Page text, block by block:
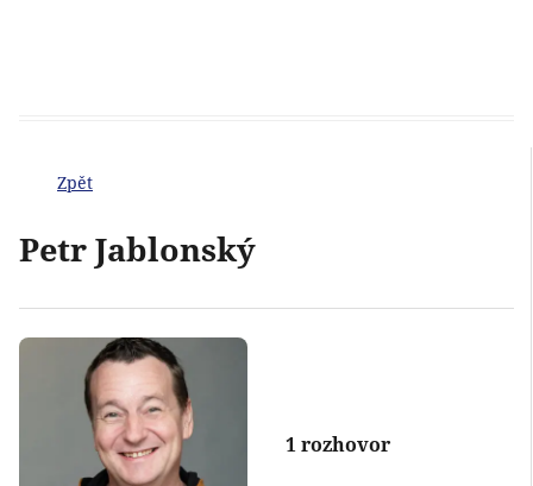
Zpět
Petr Jablonský
1 rozhovor